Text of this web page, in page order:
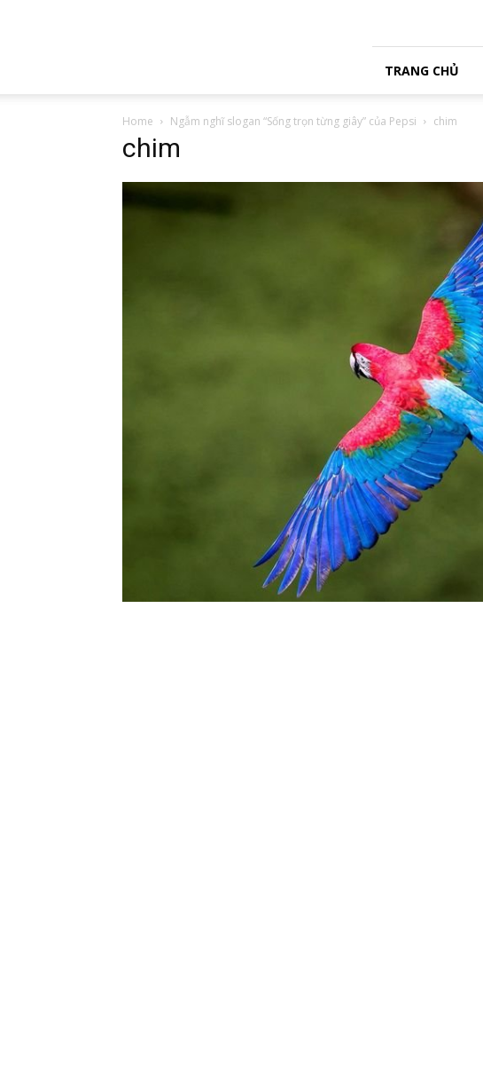
TRANG CHỦ
Home Ngẫm nghĩ slogan “Sống trọn từng giây” của Pepsi chim
chim